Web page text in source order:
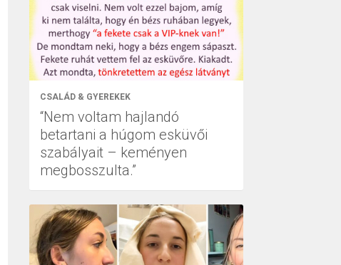
CSALÁD & GYEREKEK
“Nem voltam hajlandó
betartani a húgom esküvői
szabályait – keményen
megbosszulta.”